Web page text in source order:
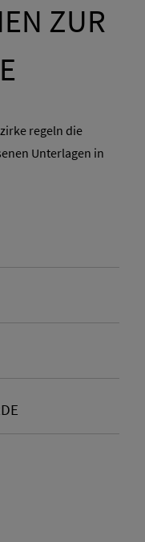
ZUR
regeln die
Unterlagen in